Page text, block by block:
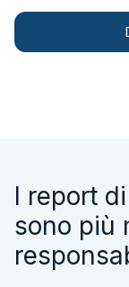
I report
sono più